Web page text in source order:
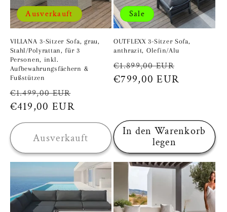
Ausverkauft
VILLANA 3-Sitzer Sofa, grau,
Stahl/Polyrattan, für 3
Personen, inkl.
Aufbewahrungsfächern &
Fußstützen
Normaler
Preis
€1.499,00 EUR
€419,00 EUR
Ausverkauft
Sale
OUTFLEXX 3-Sitzer Sofa,
anthrazit, Olefin/Alu
Normaler
Preis
€1.899,00 EUR
€799,00 EUR
In den Warenkorb
legen